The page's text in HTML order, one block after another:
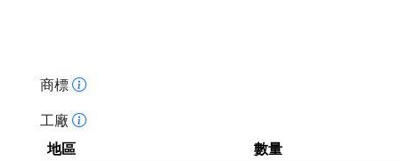
商標
工廠
地區
數量